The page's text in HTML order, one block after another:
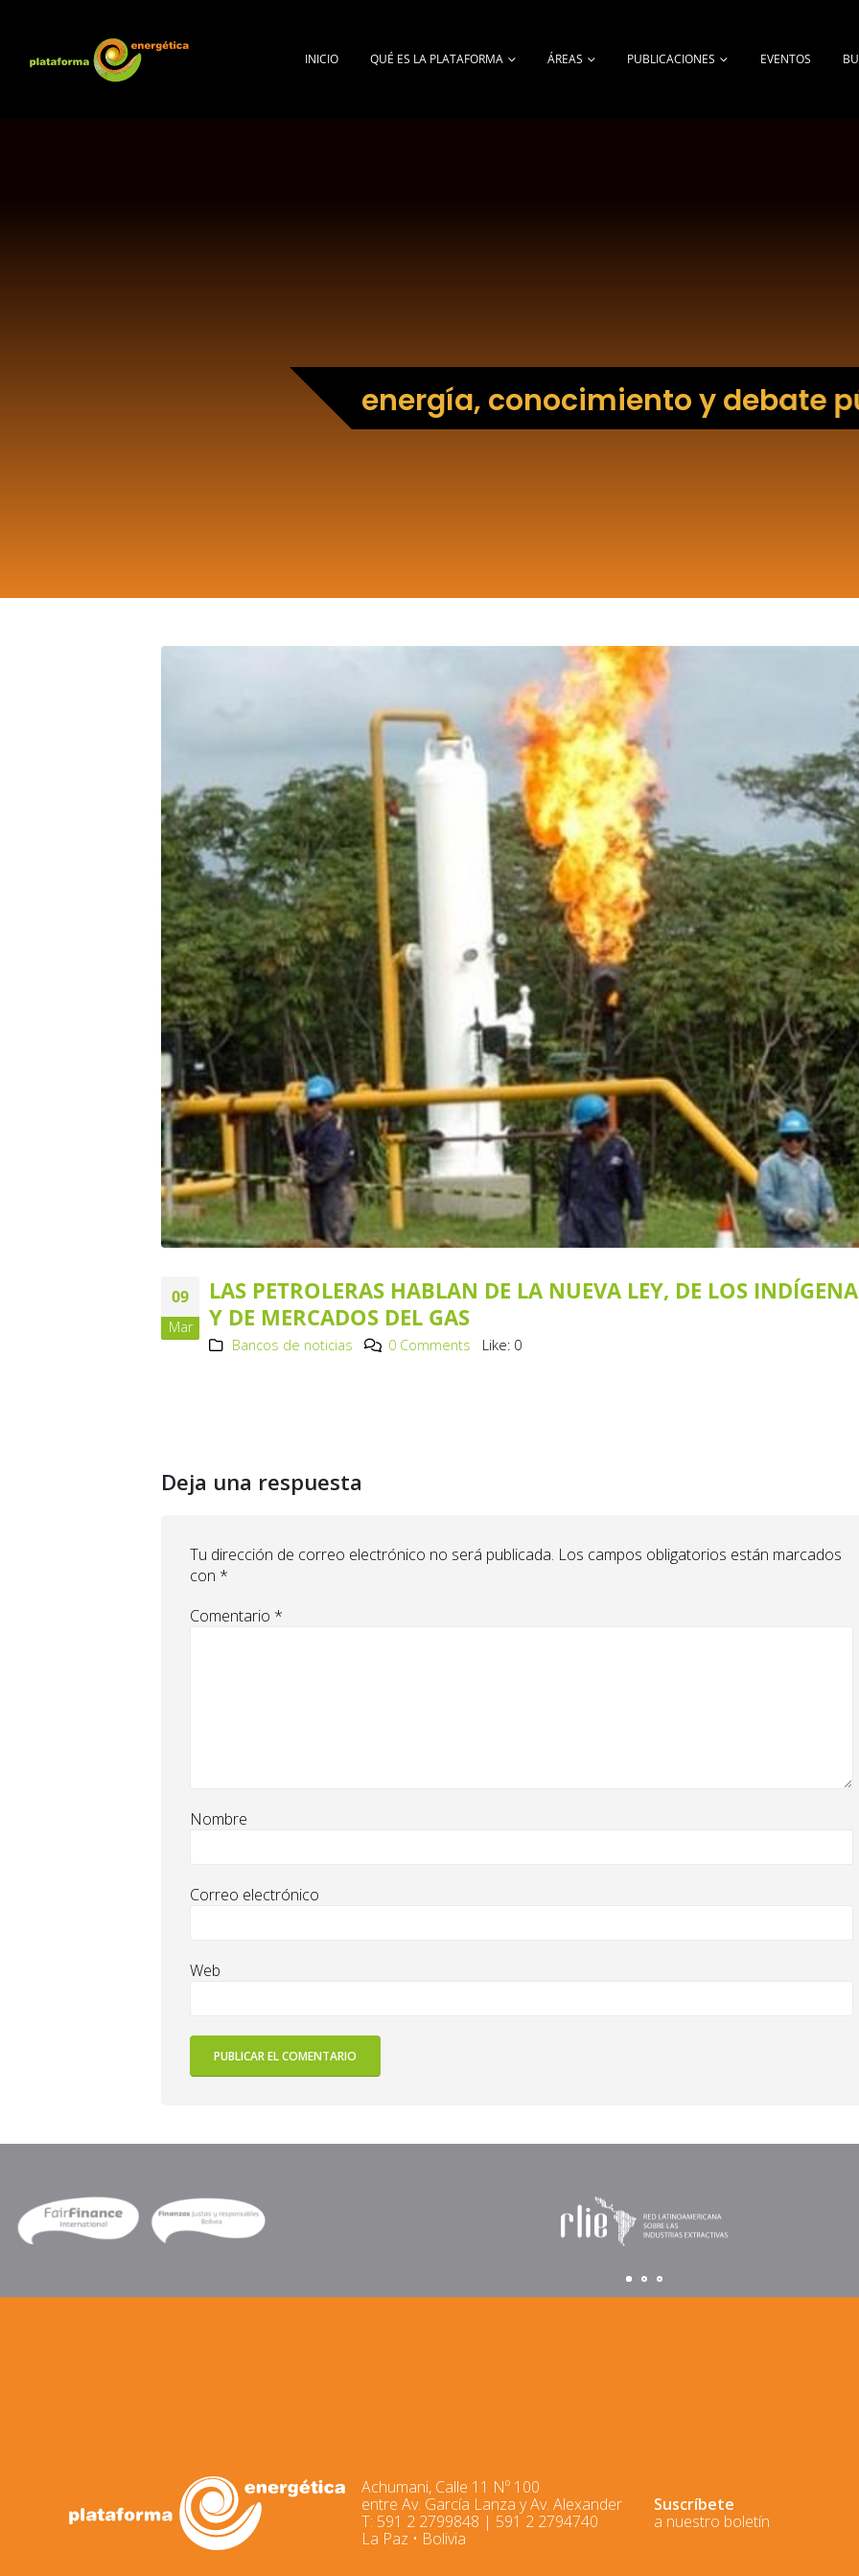
INICIO QUÉ ES LA PLATAFORMA ÁREAS PUBLICACIONES EVENTOS
energía, conocimiento y debate
09
Mar
LAS PETROLERAS HABLAN DE LA NUEVA LEY, DE LOS
Y DE MERCADOS DEL GAS
Bancos de noticias 0 Comments Like: 0
Deja una respuesta
Tu dirección de correo electrónico no será publicada. Los campos obligatorios están marcados
con *
Comentario *
Nombre
Correo electrónico
Web
Achumani, Calle 11 Nº 100
entre Av. García Lanza y Av. Alexander
T: 591 2 2799848 | 591 2 2794740
La Paz • Bolivia
Suscríbete
a nuestro boletín